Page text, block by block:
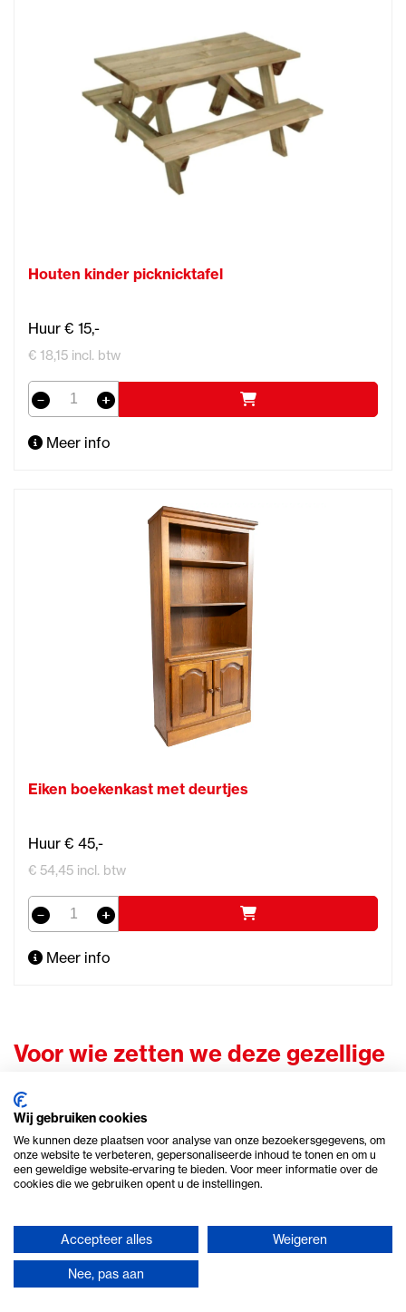
Houten kinder picknicktafel
Huur € 15,-
€ 18,15 incl. btw
Meer info
Eiken boekenkast met deurtjes
Huur € 45,-
€ 54,45 incl. btw
Meer info
Voor wie zetten we deze gezellige
Ieder feest is natuurlijk weer anders. Toch zien we in de
praktijk dat onze spullen overal een grote lach op het
gezicht toveren. Wij helpen dan ook heel diverse klanten
Zakelijke organisatoren:
Organiseer je een borrel en
zoek je sfeervolle
Wij gebruiken cookies
We kunnen deze plaatsen voor analyse van onze bezoekersgegevens, om
onze website te verbeteren, gepersonaliseerde inhoud te tonen en om u
een geweldige website-ervaring te bieden. Voor meer informatie over de
cookies die we gebruiken opent u de instellingen.
Accepteer alles Weigeren
Nee, pas aan